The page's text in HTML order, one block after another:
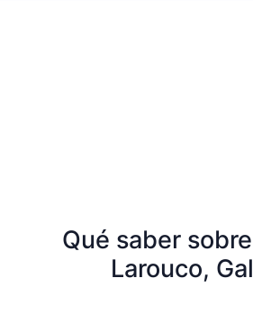
Qué saber
Larouco,